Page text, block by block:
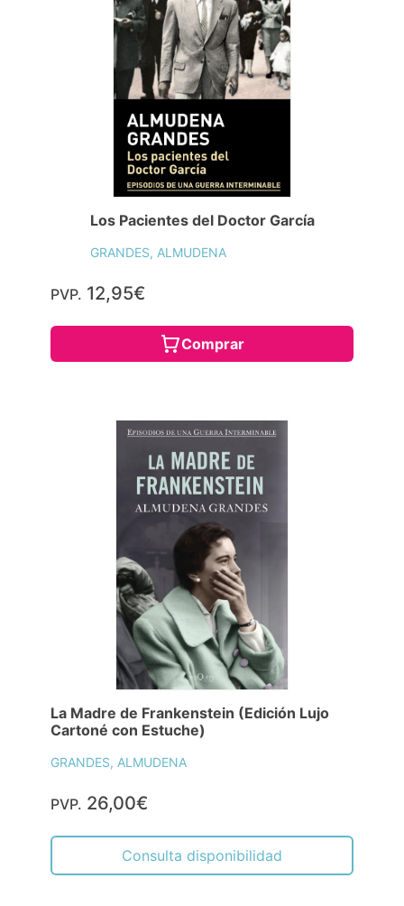
Los Pacientes del Doctor García
GRANDES, ALMUDENA
PVP. 12,95€
Comprar
La Madre de Frankenstein (Edición Lujo
Cartoné con Estuche)
GRANDES, ALMUDENA
PVP. 26,00€
Consulta disponibilidad